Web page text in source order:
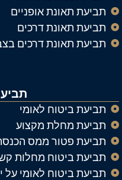
תביעת תאונת אופניים
תביעת תאונת דרכים
תביעת תאונת דרכים
תביעת ביטוח לאומי
תביעת מחלת מקצוע
תביעת פטור ממס
תביעת ביטוח מחלות
תביעת ביטוח לאומי על